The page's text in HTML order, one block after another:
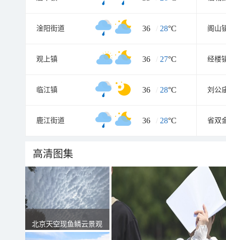
淦阳街道 36 / 28°C 阁山
观上镇 36 / 27°C 经楼
临江镇 36 / 28°C 刘公
鹿江街道 36 / 28°C 省双
高清图集
北京天空现鱼鳞云景观